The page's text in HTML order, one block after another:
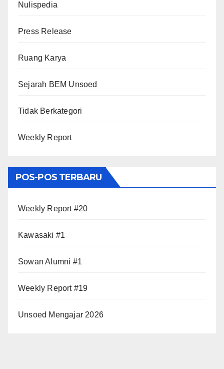
Nulispedia
Press Release
Ruang Karya
Sejarah BEM Unsoed
Tidak Berkategori
Weekly Report
POS-POS TERBARU
Weekly Report #20
Kawasaki #1
Sowan Alumni #1
Weekly Report #19
Unsoed Mengajar 2026